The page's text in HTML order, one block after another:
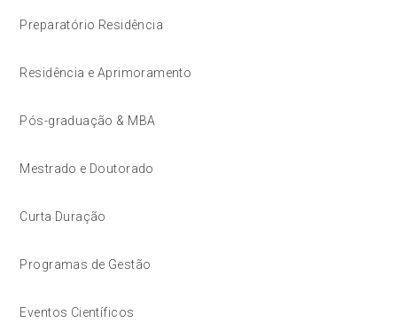
Preparatório Residência
Residência e Aprimoramento
Pós-graduação & MBA
Mestrado e Doutorado
Curta Duração
Programas de Gestão
Eventos Científicos